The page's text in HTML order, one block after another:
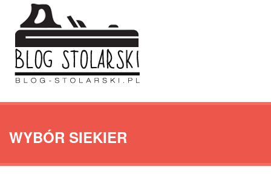
WYBÓR SIEKIER